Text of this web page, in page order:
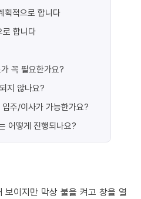
획적으로 합니다
로 합니다
꼭 필요한가요?
지 않나요?
주/이사가 가능한가요?
어떻게 진행되나요?
보이지만 막상 불을 켜고 창을 열